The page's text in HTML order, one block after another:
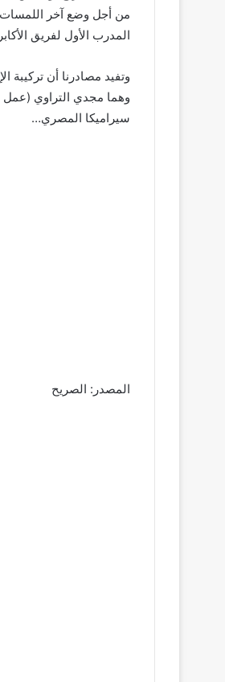
من أجل وضع آخر اللمسات
المدرب الأول لفريق
وتفيد مصادرنا أن
وهما مجدي التراوي
سيراميكا المصري…
المصدر: الصريح